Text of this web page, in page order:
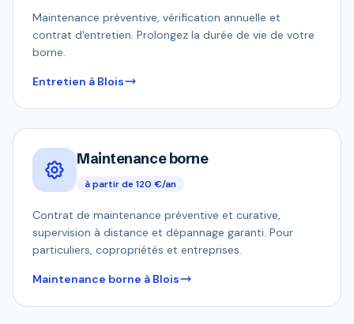
Maintenance préventive, vérification annuelle et
contrat d'entretien. Prolongez la durée de vie de votre
borne.
Entretien à Blois
Maintenance borne
à partir de 120 €/an
Contrat de maintenance préventive et curative,
supervision à distance et dépannage garanti. Pour
particuliers, copropriétés et entreprises.
Maintenance borne à Blois